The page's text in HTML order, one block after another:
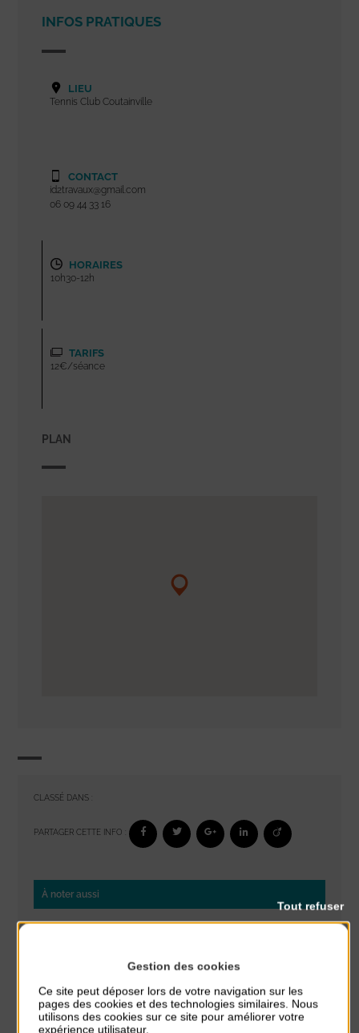
INFOS PRATIQUES
LIEU
Tennis Club Coutainville
CONTACT
id2travaux@gmail.com
06 09 44 33 16
HORAIRES
10h30-12h
TARIFS
12€/séance
PLAN
CLASSÉ DANS :
PARTAGER CETTE INFO :
À noter aussi
Place du Général de Gaulle
Concert
du 9 Août au 9 Août
Place du Général de Gaulle
Gestion des cookies
Ce site peut déposer lors de votre navigation sur les
pages des cookies et des technologies similaires. Nous
utilisons des cookies sur ce site pour améliorer votre
expérience utilisateur.
Tout refuser